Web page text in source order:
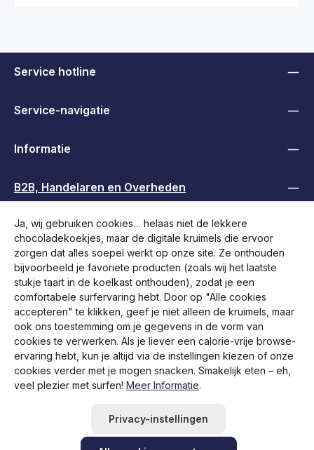
Service hotline
Service-navigatie
Informatie
B2B, Handelaren en Overheden
Volg ons
bezorgkosten, indien niet anders vermeld.
Retourzending startenHulp / ContactFAQRMA aanvragen
Ja, wij gebruiken cookies… helaas niet de lekkere
chocoladekoekjes, maar de digitale kruimels die ervoor
zorgen dat alles soepel werkt op onze site. Ze onthouden
bijvoorbeeld je favoriete producten (zoals wij het laatste
stukje taart in de koelkast onthouden), zodat je een
comfortabele surfervaring hebt. Door op "Alle cookies
accepteren" te klikken, geef je niet alleen de kruimels, maar
ook ons toestemming om je gegevens in de vorm van
cookies te verwerken. Als je liever een calorie-vrije browse-
ervaring hebt, kun je altijd via de instellingen kiezen of onze
cookies verder met je mogen snacken. Smakelijk eten – eh,
veel plezier met surfen! Meer Informatie.
Privacy-instellingen